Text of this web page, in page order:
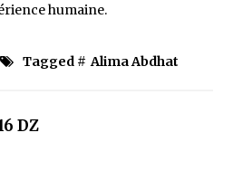
humaine.
Tagged # Alima Abdhat
DZ